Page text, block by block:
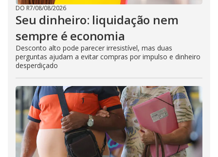
DO R7/08/08/2026
Seu dinheiro: liquidação nem
sempre é economia
Desconto alto pode parecer irresistível, mas duas
perguntas ajudam a evitar compras por impulso e dinheiro
desperdiçado